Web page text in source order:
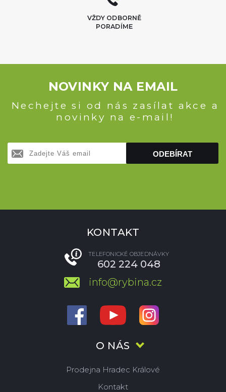
VŽDY ODBORNĚ
PORADÍME
NOVINKY NA EMAIL
Nechejte si od nás zasílat akce a
novinky na e-mail!
ODEBÍRAT
O NÁS
Prodejna Hradec Králové
Kontakt
KONTAKT
TELEFONICKÉ OBJEDNÁVKY
602 224 048
info@rybina.cz